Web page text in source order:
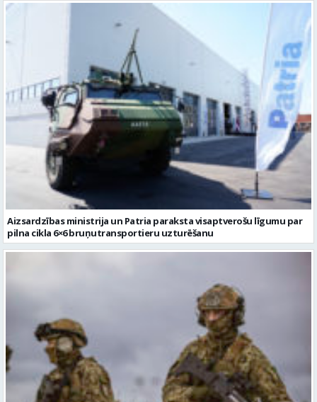
Aizsardzības ministrija un Patria paraksta visaptverošu līgumu par
pilna cikla 6×6 bruņutransportieru uzturēšanu